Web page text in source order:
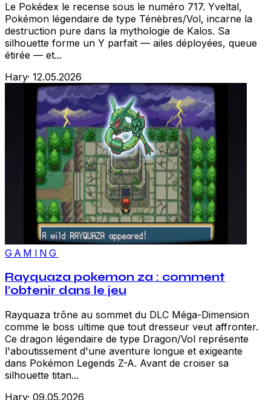
Le Pokédex le recense sous le numéro 717. Yveltal,
Pokémon légendaire de type Ténèbres/Vol, incarne la
destruction pure dans la mythologie de Kalos. Sa
silhouette forme un Y parfait — ailes déployées, queue
étirée — et...
Hary· 12.05.2026
GAMING
Rayquaza pokemon za : comment
l’obtenir dans le jeu
Rayquaza trône au sommet du DLC Méga-Dimension
comme le boss ultime que tout dresseur veut affronter.
Ce dragon légendaire de type Dragon/Vol représente
l'aboutissement d'une aventure longue et exigeante
dans Pokémon Legends Z-A. Avant de croiser sa
silhouette titan...
Hary· 09.05.2026